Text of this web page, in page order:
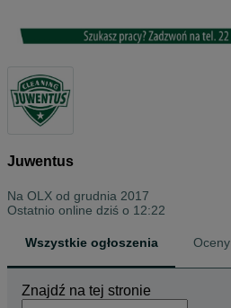
Juwentus
Na OLX od grudnia 2017
Ostatnio online dziś o 12:22
Wszystkie ogłoszenia Oceny
Znajdź na tej stronie